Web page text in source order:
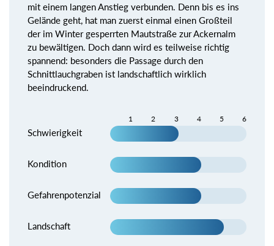
mit einem langen Anstieg verbunden. Denn bis es ins
Gelände geht, hat man zuerst einmal einen Großteil
der im Winter gesperrten Mautstraße zur Ackernalm
zu bewältigen. Doch dann wird es teilweise richtig
spannend: besonders die Passage durch den
Schnittlauchgraben ist landschaftlich wirklich
beeindruckend.
1 2 3 4 5 6
Schwierigkeit
Kondition
Gefahrenpotenzial
Landschaft